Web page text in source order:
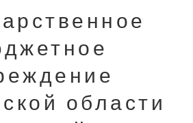
области